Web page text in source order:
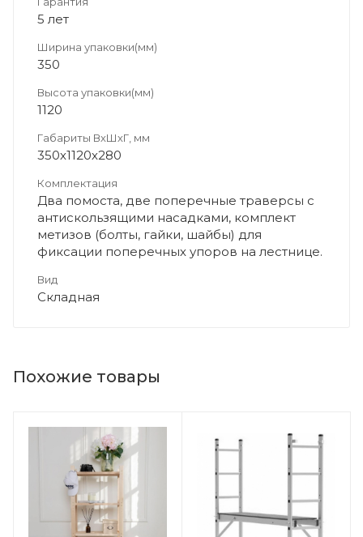
5 лет
Ширина упаковки(мм)
350
Высота упаковки(мм)
1120
Габариты ВхШхГ, мм
350х1120х280
Комплектация
Два помоста, две поперечные траверсы с
антискользящими насадками, комплект
метизов (болты, гайки, шайбы) для
фиксации поперечных упоров на лестнице.
Вид
Складная
Похожие товары